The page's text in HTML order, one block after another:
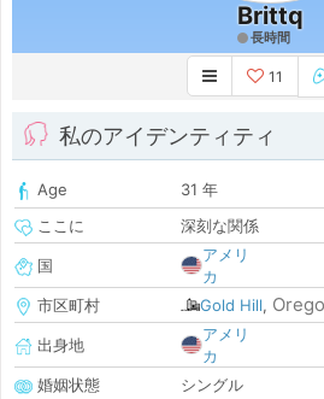
Brittq
長時間
11
私のアイデンティティ
Age
31 年
ここに
深刻な関係
国
アメリ
カ
市区町村
Gold Hill,
出身地
アメリ
カ
婚姻状態
シングル